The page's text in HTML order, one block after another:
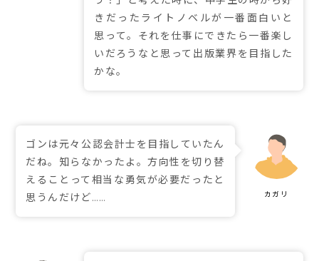
きだったライトノベルが一番面白いと
思って。それを仕事にできたら一番楽し
いだろうなと思って出版業界を目指した
かな。
ゴンは元々公認会計士を目指していたん
だね。知らなかったよ。方向性を切り替
えることって相当な勇気が必要だったと
思うんだけど……